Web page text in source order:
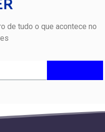
de tudo o que acontece no